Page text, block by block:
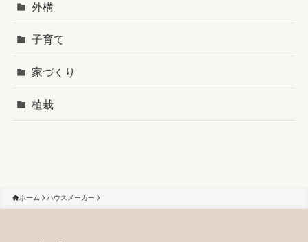
外構
子育て
家づくり
植栽
ホーム ハウスメーカー